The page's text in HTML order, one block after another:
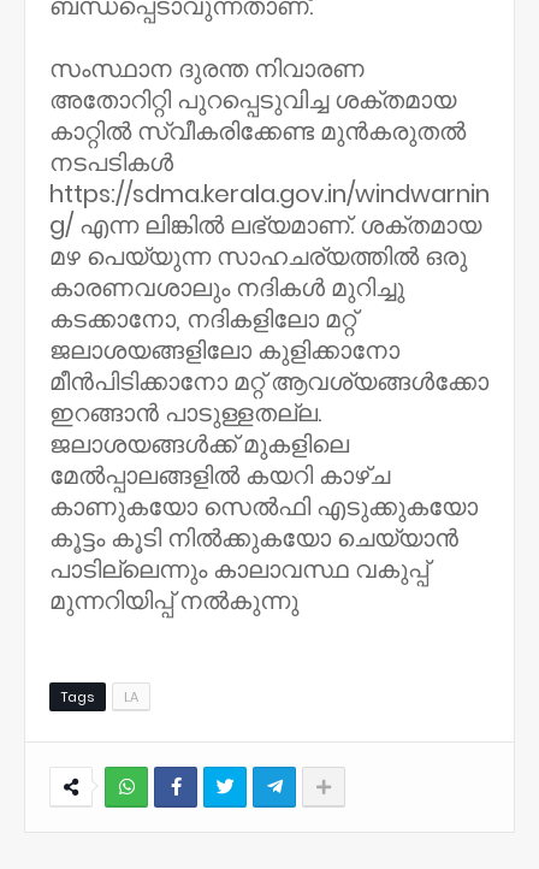
സംസ്ഥാന ദുരന്ത നിവാരണ
അതോറിറ്റി പുറപ്പെടുവിച്ച ശക്തമായ
കാറ്റിൽ സ്വീകരിക്കേണ്ട മുൻകരുതൽ
നടപടികൾ
https://sdma.kerala.gov.in/windwarnin
g/ എന്ന ലിങ്കിൽ ലഭ്യമാണ്. ശക്തമായ
മഴ പെയ്യുന്ന സാഹചര്യത്തിൽ ഒരു
കാരണവശാലും നദികൾ മുറിച്ചു
കടക്കാനോ, നദികളിലോ മറ്റ്
ജലാശയങ്ങളിലോ കുളിക്കാനോ
മീൻപിടിക്കാനോ മറ്റ് ആവശ്യങ്ങൾക്കോ
ഇറങ്ങാൻ പാടുള്ളതല്ല.
ജലാശയങ്ങൾക്ക് മുകളിലെ
മേൽപ്പാലങ്ങളിൽ കയറി കാഴ്ച
കാണുകയോ സെൽഫി എടുക്കുകയോ
കൂട്ടം കൂടി നിൽക്കുകയോ ചെയ്യാൻ
പാടില്ലെന്നും കാലാവസ്ഥ വകുപ്പ്
മുന്നറിയിപ്പ് നൽകുന്നു
Tags LA